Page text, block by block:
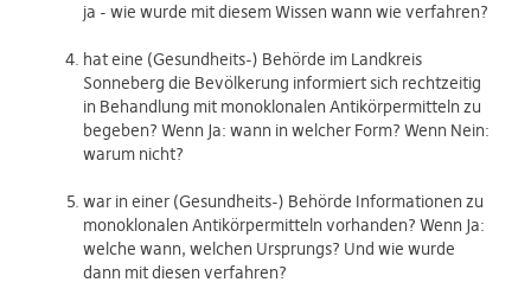
ja - wie wurde mit diesem Wissen wann wie verfahren?
hat eine (Gesundheits-) Behörde im Landkreis
Sonneberg die Bevölkerung informiert sich rechtzeitig
in Behandlung mit monoklonalen Antikörpermitteln zu
begeben? Wenn Ja: wann in welcher Form? Wenn Nein:
warum nicht?
war in einer (Gesundheits-) Behörde Informationen zu
monoklonalen Antikörpermitteln vorhanden? Wenn Ja:
welche wann, welchen Ursprungs? Und wie wurde
dann mit diesen verfahren?